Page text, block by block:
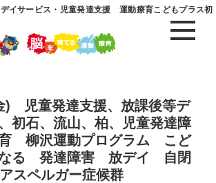
イサービス・児童発達支援 運動療育こどもプラス初
) 児童発達支援、放課後等デ
初石、流山、柏、児童発達障
柳沢運動プログラム こど
なる 発達障害 放デイ 自閉
スペルガー症候群